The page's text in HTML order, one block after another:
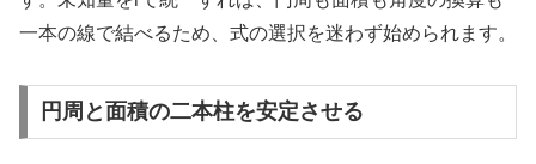
一本の線で結べるため、式の選択を迷わず始められます。
円周と面積の二本柱を安定させる